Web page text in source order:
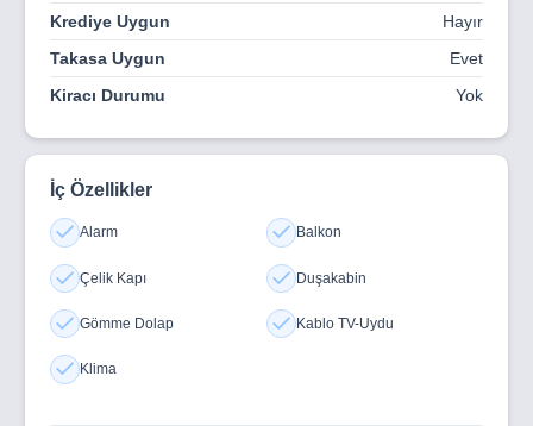
Krediye Uygun
Hayır
Takasa Uygun
Evet
Kiracı Durumu
Yok
İç Özellikler
Alarm Balkon
Çelik Kapı Duşakabin
Gömme Dolap Kablo TV-Uydu
Klima